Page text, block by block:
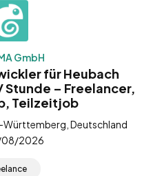
GmbH
für Heubach
– Freelancer,
Teilzeitjob
Deutschland
2026